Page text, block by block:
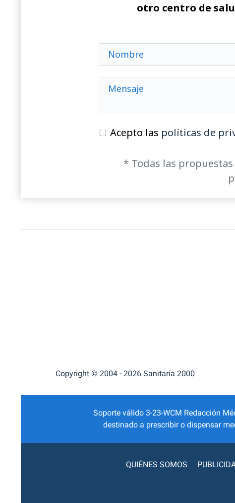
otro centro de
Acepto las políticas de
* Todas las
Copyright © 2004 - 2026 Sanitaria 2000
Soporte válido 3-23-WCM Redacción
destinado a prescribir o dispensar
QUIÉNES SOMOS